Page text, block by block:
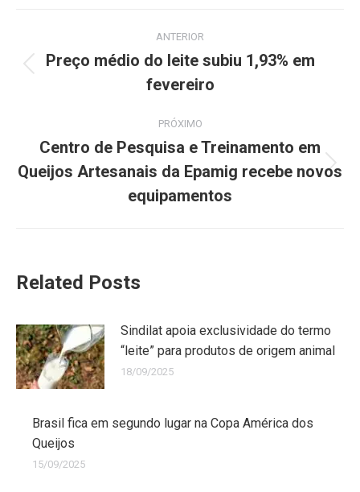
ANTERIOR
Preço médio do leite subiu 1,93% em
fevereiro
PRÓXIMO
Centro de Pesquisa e Treinamento em
Queijos Artesanais da Epamig recebe novos
equipamentos
Related Posts
Sindilat apoia exclusividade do termo
“leite” para produtos de origem animal
18/09/2025
Brasil fica em segundo lugar na Copa América dos
Queijos
15/09/2025